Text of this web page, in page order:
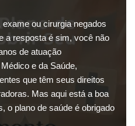
ou cirurgia negados
a resposta é sim, você não
de atuação
e da Saúde,
que têm seus direitos
Mas aqui está a boa
o plano de saúde é obrigado